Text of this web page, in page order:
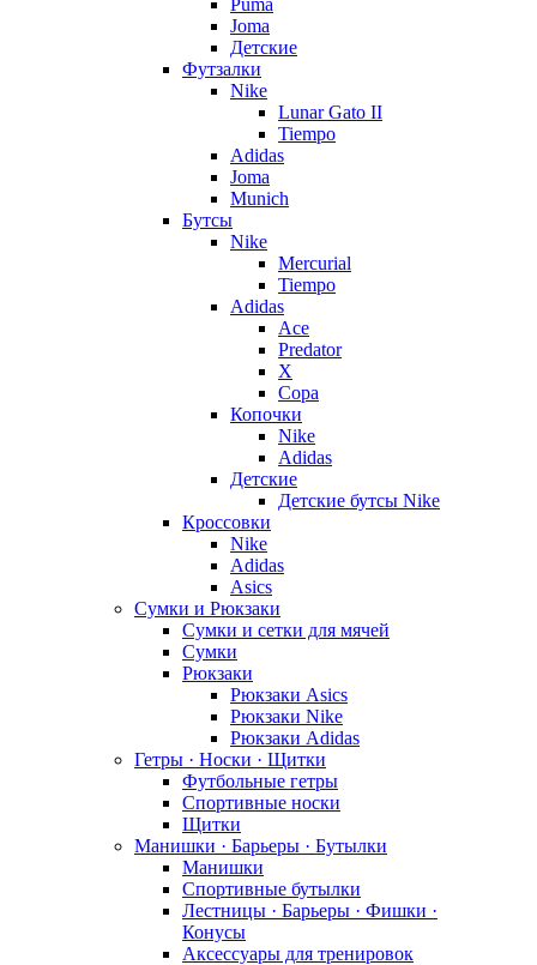
Puma
Joma
Детские
Футзалки
Nike
Lunar Gato II
Tiempo
Adidas
Joma
Munich
Бутсы
Nike
Mercurial
Tiempo
Adidas
Ace
Predator
X
Copa
Копочки
Nike
Adidas
Детские
Детские бутсы Nike
Кроссовки
Nike
Adidas
Asics
Сумки и Рюкзаки
Сумки и сетки для мячей
Сумки
Рюкзаки
Рюкзаки Asics
Рюкзаки Nike
Рюкзаки Adidas
Гетры · Носки · Щитки
Футбольные гетры
Спортивные носки
Щитки
Манишки · Барьеры · Бутылки
Манишки
Спортивные бутылки
Лестницы · Барьеры · Фишки ·
Конусы
Аксессуары для тренировок